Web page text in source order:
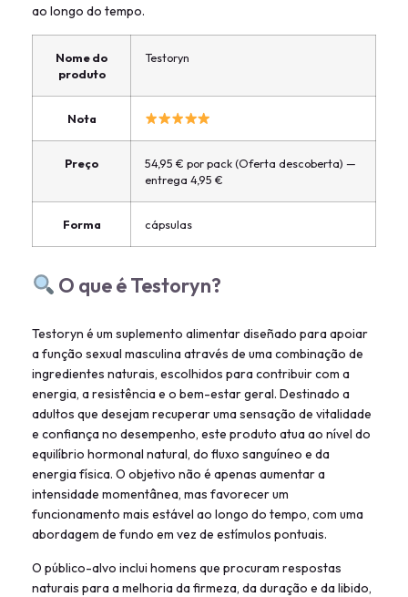
ao longo do tempo.
Nome do
produto
Testoryn
Nota
Preço
54,95 € por pack (Oferta descoberta) —
entrega 4,95 €
Forma cápsulas
O que é Testoryn?
Testoryn é um suplemento alimentar diseñado para apoiar
a função sexual masculina através de uma combinação de
ingredientes naturais, escolhidos para contribuir com a
energia, a resistência e o bem-estar geral. Destinado a
adultos que desejam recuperar uma sensação de vitalidade
e confiança no desempenho, este produto atua ao nível do
equilíbrio hormonal natural, do fluxo sanguíneo e da
energia física. O objetivo não é apenas aumentar a
intensidade momentânea, mas favorecer um
funcionamento mais estável ao longo do tempo, com uma
abordagem de fundo em vez de estímulos pontuais.
O público-alvo inclui homens que procuram respostas
naturais para a melhoria da firmeza, da duração e da libido,